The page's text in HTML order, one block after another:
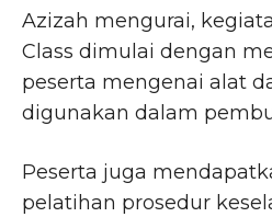
Azizah mengurai,
Class dimulai dengan
peserta mengenai alat
digunakan dalam
Peserta juga
pelatihan prosedur